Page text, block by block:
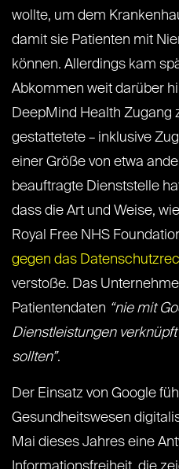
wollte, um dem
damit sie Patienten mit
können. Allerdings kam
Abkommen weit darüber
DeepMind Health Zugang
gestattetete – inklusive
einer Größe von etwa
beauftragte Dienststelle
dass die Art und Weise,
Royal Free NHS
gegen das
verstoße. Das
Patientendaten “nie mit
Dienstleistungen
sollten”.
Der Einsatz von Google
Gesundheitswesen
Mai dieses Jahres eine